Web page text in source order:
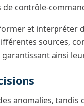
contrôle-
et
sources,
ainsi
anomalies,